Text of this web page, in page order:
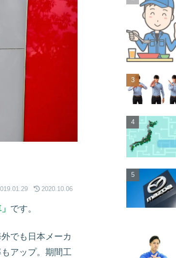
2020.10.06
です。
でも日本メーカ
アップ。期間工